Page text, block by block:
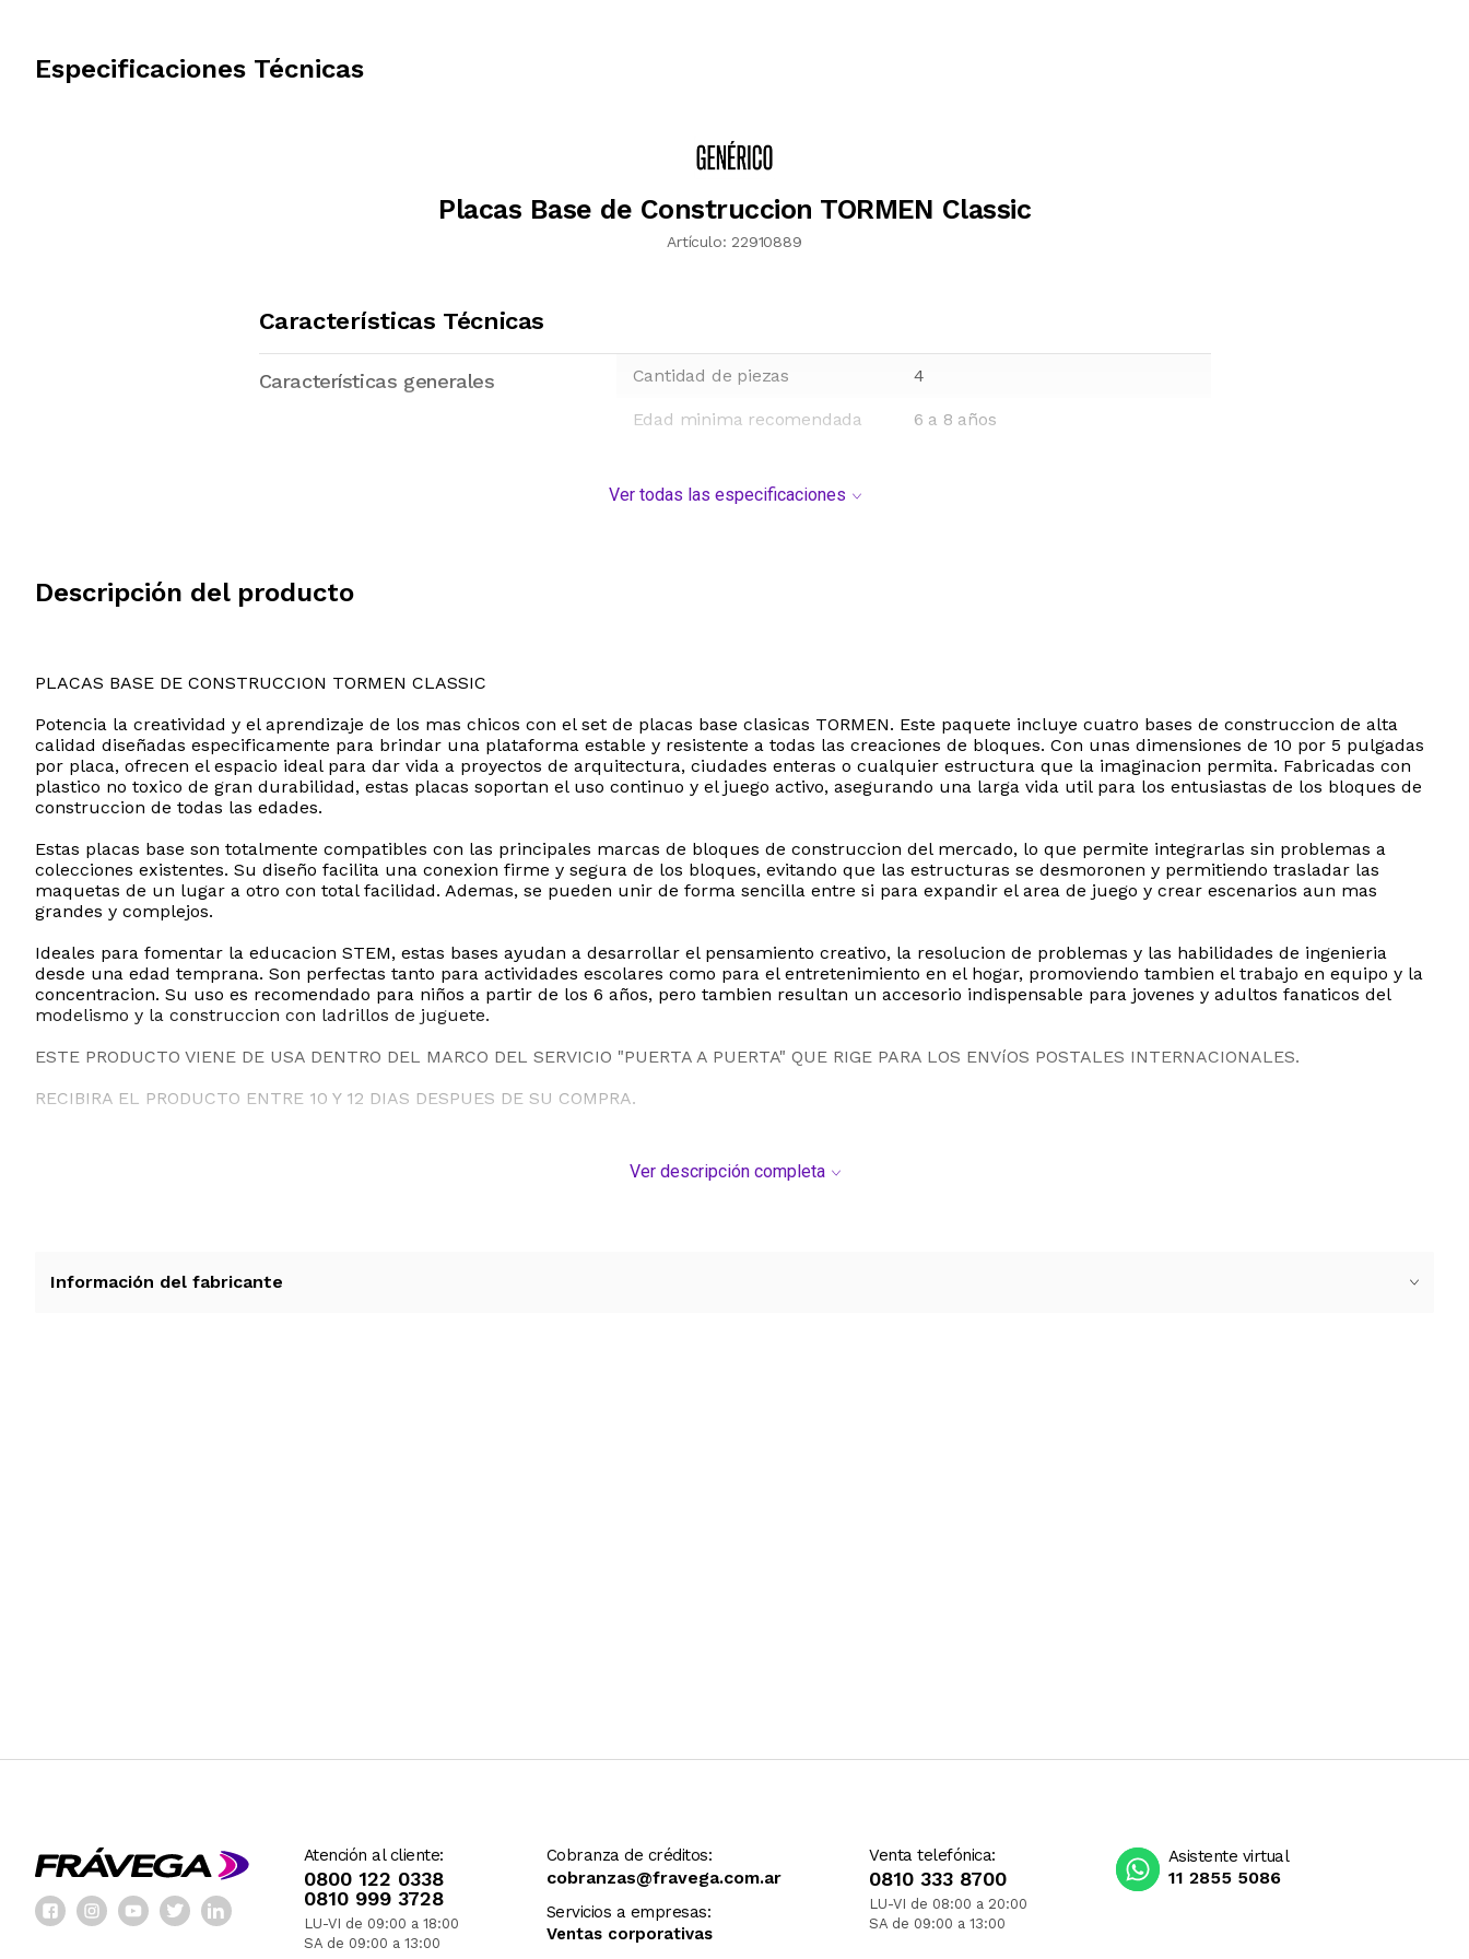
Especificaciones Técnicas
Placas Base de Construccion TORMEN Classic
Artículo: 22910889
Características Técnicas
Características generales Cantidad de piezas 4
Edad minima recomendada 6 a 8 años
Ver todas las especificaciones
Descripción del producto
PLACAS BASE DE CONSTRUCCION TORMEN CLASSIC
Potencia la creatividad y el aprendizaje de los mas chicos con el set de placas base clasicas TORMEN. Este paquete incluye cuatro bases de construccion de alta
calidad diseñadas especificamente para brindar una plataforma estable y resistente a todas las creaciones de bloques. Con unas dimensiones de 10 por 5 pulgadas
por placa, ofrecen el espacio ideal para dar vida a proyectos de arquitectura, ciudades enteras o cualquier estructura que la imaginacion permita. Fabricadas con
plastico no toxico de gran durabilidad, estas placas soportan el uso continuo y el juego activo, asegurando una larga vida util para los entusiastas de los bloques de
construccion de todas las edades.
Estas placas base son totalmente compatibles con las principales marcas de bloques de construccion del mercado, lo que permite integrarlas sin problemas a
colecciones existentes. Su diseño facilita una conexion firme y segura de los bloques, evitando que las estructuras se desmoronen y permitiendo trasladar las
maquetas de un lugar a otro con total facilidad. Ademas, se pueden unir de forma sencilla entre si para expandir el area de juego y crear escenarios aun mas
grandes y complejos.
Ideales para fomentar la educacion STEM, estas bases ayudan a desarrollar el pensamiento creativo, la resolucion de problemas y las habilidades de ingenieria
desde una edad temprana. Son perfectas tanto para actividades escolares como para el entretenimiento en el hogar, promoviendo tambien el trabajo en equipo y la
concentracion. Su uso es recomendado para niños a partir de los 6 años, pero tambien resultan un accesorio indispensable para jovenes y adultos fanaticos del
modelismo y la construccion con ladrillos de juguete.
ESTE PRODUCTO VIENE DE USA DENTRO DEL MARCO DEL SERVICIO "PUERTA A PUERTA" QUE RIGE PARA LOS ENVíOS POSTALES INTERNACIONALES.
RECIBIRA EL PRODUCTO ENTRE 10 Y 12 DIAS DESPUES DE SU COMPRA.
Ver descripción completa
Información del fabricante
Atención al cliente:
0800 122 0338
0810 999 3728
LU-VI de 09:00 a 18:00
SA de 09:00 a 13:00
Cobranza de créditos:
cobranzas@fravega.com.ar
Servicios a empresas:
Ventas corporativas
Venta telefónica:
0810 333 8700
LU-VI de 08:00 a 20:00
SA de 09:00 a 13:00
Asistente virtual
11 2855 5086